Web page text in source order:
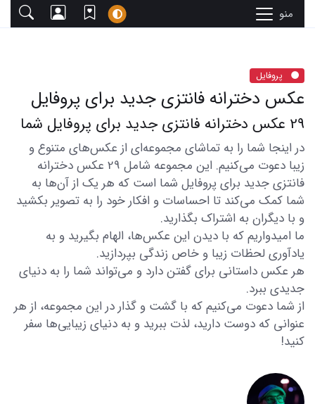
منو
پروفایل
عکس دخترانه فانتزی جدید برای پروفایل
29 عکس دخترانه فانتزی جدید برای پروفایل شما
در اینجا شما را به تماشای مجموعه‌ای از عکس‌های متنوع و
زیبا دعوت می‌کنیم. این مجموعه شامل 29 عکس دخترانه
فانتزی جدید برای پروفایل شما است که هر یک از آن‌ها به
شما کمک می‌کند تا احساسات و افکار خود را به تصویر بکشید
و با دیگران به اشتراک بگذارید.
ما امیدواریم که با دیدن این عکس‌ها، الهام بگیرید و به
یادآوری لحظات زیبا و خاص زندگی بپردازید.
هر عکس داستانی برای گفتن دارد و می‌تواند شما را به دنیای
جدیدی ببرد.
از شما دعوت می‌کنیم که با گشت و گذار در این مجموعه، از هر
عنوانی که دوست دارید، لذت ببرید و به دنیای زیبایی‌ها سفر
کنید!